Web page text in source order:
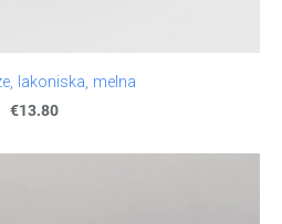
lakoniska, melna
€13.80